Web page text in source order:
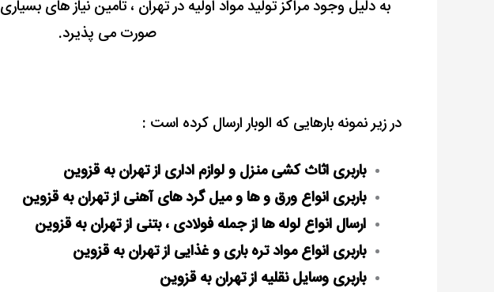
به دلیل وجود مراکز تولید مواد اولیه در تهران ، تامین نیاز های بسیاری
صورت می پذیرد.
در زیر نمونه بارهایی که الوبار ارسال کرده است :
باربری اثاث کشی منزل و لوازم اداری از تهران به قزوین
باربری انواع ورق و ها و میل گرد های آهنی از تهران به قزوین
ارسال انواع لوله ها از جمله فولادی ، بتنی از تهران به قزوین
باربری انواع مواد تره باری و غذایی از تهران به قزوین
باربری وسایل نقلیه از تهران به قزوین